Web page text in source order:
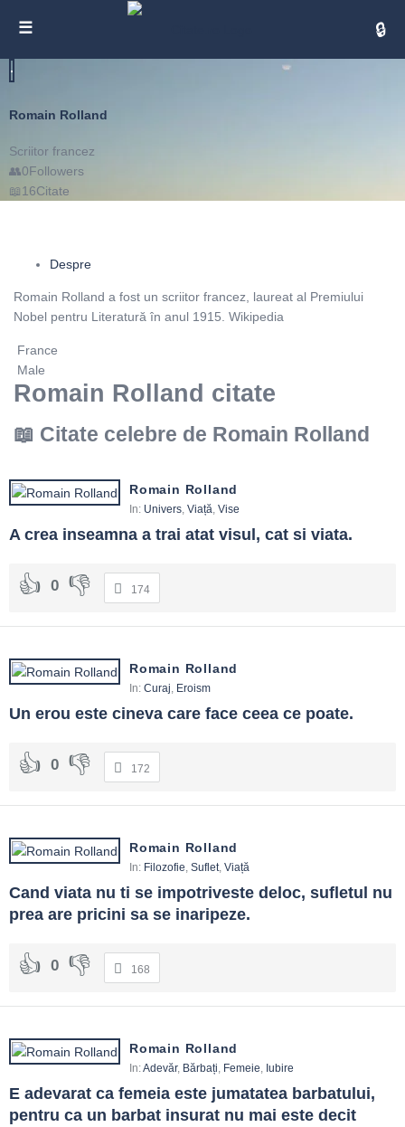
Romain Rolland
Scriitor francez
0Followers
16Citate
Despre
Romain Rolland a fost un scriitor francez, laureat al Premiului
Nobel pentru Literatură în anul 1915. Wikipedia
France
Male
Romain Rolland citate
Citate celebre de Romain Rolland
Romain Rolland
In: Univers, Viață, Vise
A crea inseamna a trai atat visul, cat si viata.
0 174
Romain Rolland
In: Curaj, Eroism
Un erou este cineva care face ceea ce poate.
0 172
Romain Rolland
In: Filozofie, Suflet, Viață
Cand viata nu ti se impotriveste deloc, sufletul nu
prea are pricini sa se inaripeze.
0 168
Romain Rolland
In:Adevăr, Bărbați, Femeie, Iubire
E adevarat ca femeia este jumatatea barbatului,
pentru ca un barbat insurat nu mai este decit